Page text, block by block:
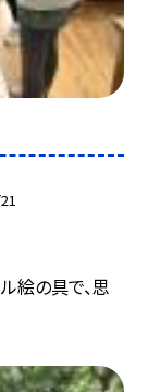
絵の具で、思